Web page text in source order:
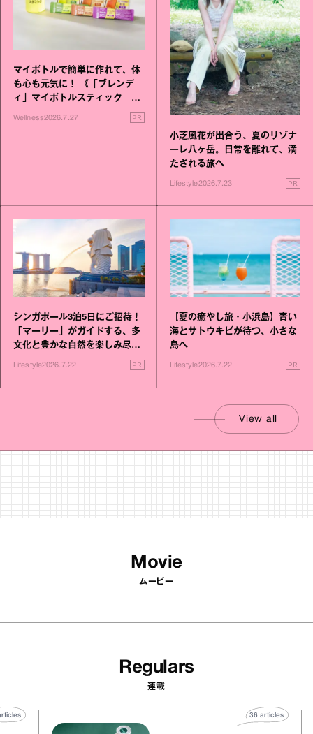
マイボトルで簡単に作れて、体
も心も元気に！ 《「ブレンデ
ィ」マイボトルスティック い
いこと毎日》シリーズが誕生
Wellness2026.7.27 PR
小芝風花が出合う、夏のリゾナ
ーレ八ヶ岳。日常を離れて、満
たされる旅へ
Lifestyle2026.7.23 PR
シンガポール3泊5日にご招待！
「マーリー」がガイドする、多
文化と豊かな自然を楽しみ尽く
Lifestyle2026.7.22 PR
【夏の癒やし旅・小浜島】青い
海とサトウキビが待つ、小さな
島へ
Lifestyle2026.7.22 PR
View all
Movie
ムービー
Regulars
連載
40 articles 36 articles